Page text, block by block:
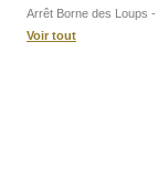
Arrêt Borne des Loups -
Voir tout